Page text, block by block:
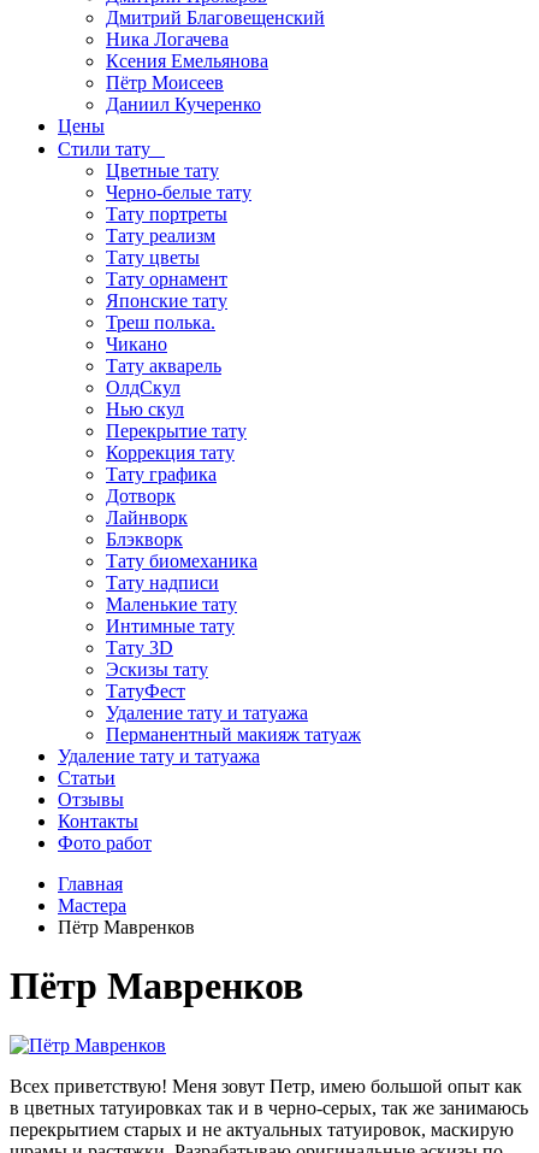
Дмитрий Благовещенский
Ника Логачева
Ксения Емельянова
Пётр Моисеев
Даниил Кучеренко
Цены
Стили тату
Цветные тату
Черно-белые тату
Тату портреты
Тату реализм
Тату цветы
Тату орнамент
Японские тату
Треш полька.
Чикано
Тату акварель
ОлдСкул
Нью скул
Перекрытие тату
Коррекция тату
Тату графика
Дотворк
Лайнворк
Блэкворк
Тату биомеханика
Тату надписи
Маленькие тату
Интимные тату
Тату 3D
Эскизы тату
ТатуФест
Удаление тату и татуажа
Перманентный макияж татуаж
Удаление тату и татуажа
Статьи
Отзывы
Контакты
Фото работ
Главная
Мастера
Пётр Мавренков
Пётр Мавренков
Всех приветствую! Меня зовут Петр, имею большой опыт как
в цветных татуировках так и в черно-серых, так же занимаюсь
перекрытием старых и не актуальных татуировок, маскирую